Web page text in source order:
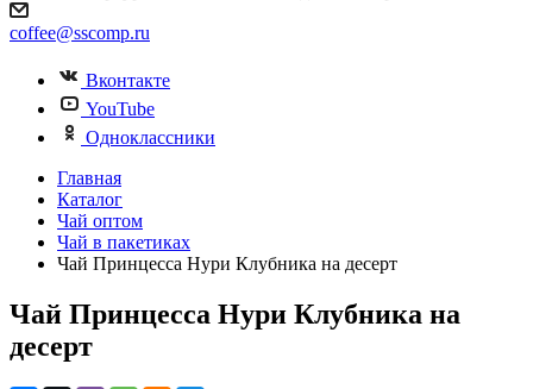
coffee@sscomp.ru
Вконтакте
YouTube
Одноклассники
Главная
Каталог
Чай оптом
Чай в пакетиках
Чай Принцесса Нури Клубника на десерт
Чай Принцесса Нури Клубника на
десерт